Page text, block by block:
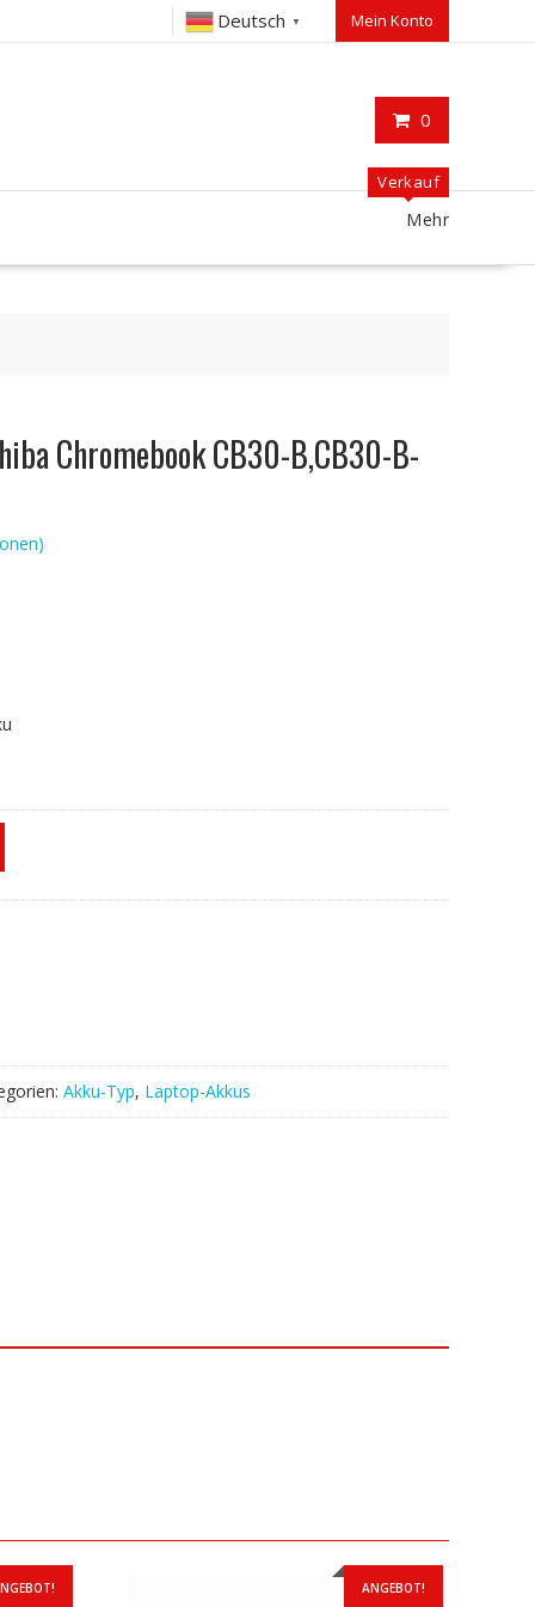
Deutsch ▼ Mein Konto
0
Verkauf
Mehr
Chromebook CB30-B,CB30-B-
Akku-Typ, Laptop-Akkus
ANGEBOT!